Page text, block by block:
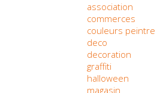
association
commerces
couleurs peintre
deco
decoration
graffiti
halloween
magasin